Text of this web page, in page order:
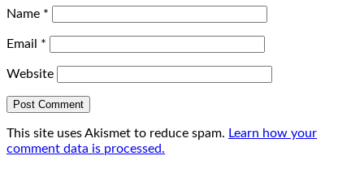
Name *
Email *
Website
This site uses Akismet to reduce spam. Learn how your
comment data is processed.